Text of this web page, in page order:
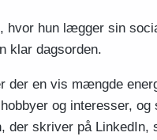
hvor hun lægger sin
klar dagsorden.
der en vis mængde
og interesser,
der skriver på